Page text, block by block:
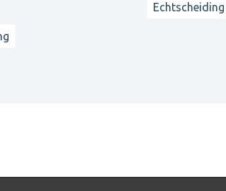
Echtscheiding